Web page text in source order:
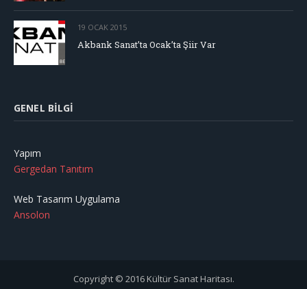
19 OCAK 2015
Akbank Sanat’ta Ocak’ta Şiir Var
GENEL BILGI
Yapım
Gergedan Tanıtım
Web Tasarım Uygulama
Ansolon
Copyright © 2016 Kültür Sanat Haritası.